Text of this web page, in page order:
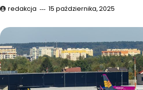
redakcja 15 października, 2025